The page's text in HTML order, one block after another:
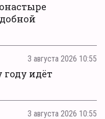
3 августа 2026 10:55
идёт
3 августа 2026 10:55